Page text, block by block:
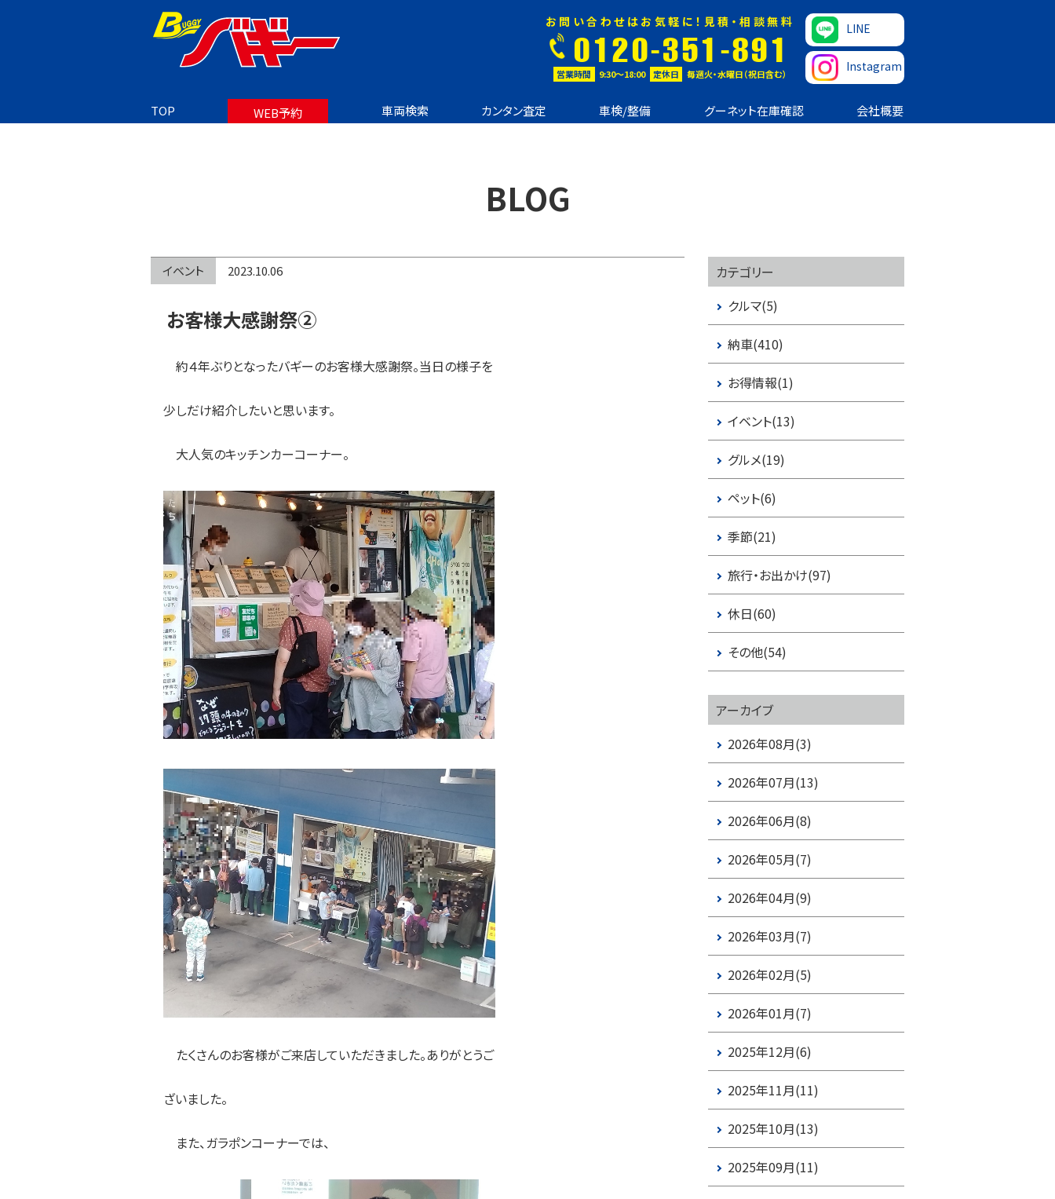
お問い合わせはお気軽に！見積・相談無料
0120-351-891
営業時間 9:30〜18:00 定休日 毎週火・水曜日（祝日含む）
TOP WEB予約 車両検索 カンタン査定 車検/整備 グーネット在庫確認 会社概要
LINE
Instagram
お客様大感謝祭②
BLOG
イベント 2023.10.06
お客様大感謝祭②
約４年ぶりとなったバギーのお客様大感謝祭。当日の様子を
少しだけ紹介したいと思います。
大人気のキッチンカーコーナー。
たくさんのお客様がご来店していただきました。ありがとうご
ざいました。
また、ガラポンコーナーでは、
カテゴリー
クルマ(5)
納車(410)
お得情報(1)
イベント(13)
グルメ(19)
ペット(6)
季節(21)
旅行・お出かけ(97)
休日(60)
その他(54)
アーカイブ
2026年08月(3)
2026年07月(13)
2026年06月(8)
2026年05月(7)
2026年04月(9)
2026年03月(7)
2026年02月(5)
2026年01月(7)
2025年12月(6)
2025年11月(11)
2025年10月(13)
2025年09月(11)